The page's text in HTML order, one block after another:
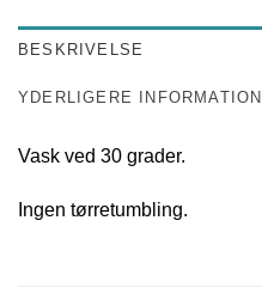
BESKRIVELSE
YDERLIGERE INFORMATION
Vask ved 30 grader.
Ingen tørretumbling.